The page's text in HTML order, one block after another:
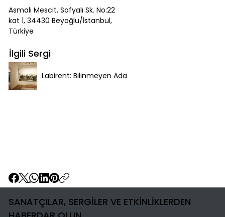
Asmalı Mescit, Sofyalı Sk. No:22
kat 1, 34430 Beyoğlu/İstanbul,
Türkiye
İlgili Sergi
Labirent: Bilinmeyen Ada
SANATÇILAR, SERGİLER VE ETKİNLİKLERDEN